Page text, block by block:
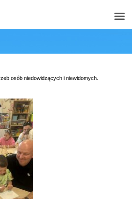
osób niedowidzących i niewidomych.